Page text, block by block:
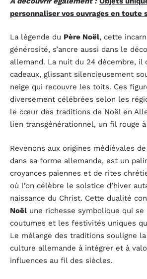
personnaliser vos ouvrages en toute
La légende du Père Noël, cette
générosité, s’ancre aussi dans le
allemand. La nuit du 24 décembre, il
cadeaux, glissant silencieusement
neige qui recouvre les toits. Ces
diversement célébrées selon les
le cœur des traditions de Noël en
lien transgénérationnel, un fil rouge
Revenons aux origines médiévales
dans sa forme allemande, est un
croyances païennes et de rites
où l’on célèbre le solstice d’hiver
naissance du Christ. Cette dualité
Noël une richesse symbolique qui
coutumes et les festivités uniques
Le mélange des traditions souligne
culture allemande à intégrer et à
influences au fil des siècles.